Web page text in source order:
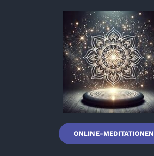
ONLINE-MEDITATIONEN